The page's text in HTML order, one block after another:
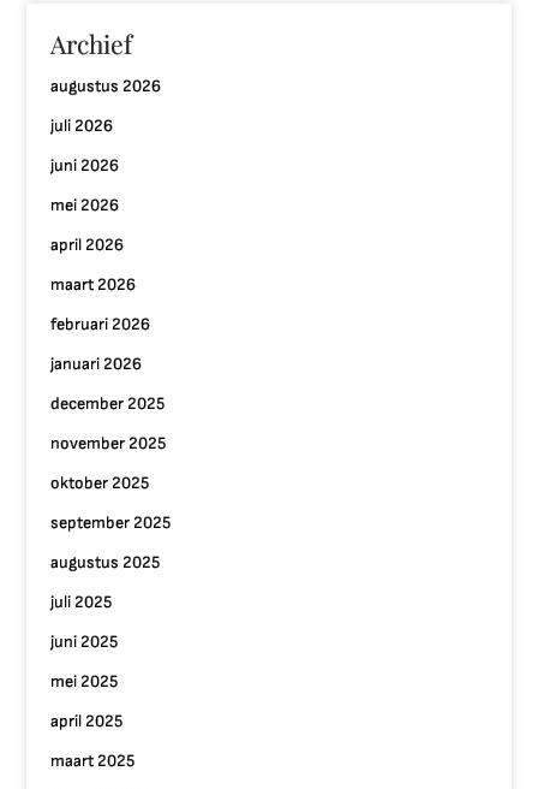
Archief
augustus 2026
juli 2026
juni 2026
mei 2026
april 2026
maart 2026
februari 2026
januari 2026
december 2025
november 2025
oktober 2025
september 2025
augustus 2025
juli 2025
juni 2025
mei 2025
april 2025
maart 2025